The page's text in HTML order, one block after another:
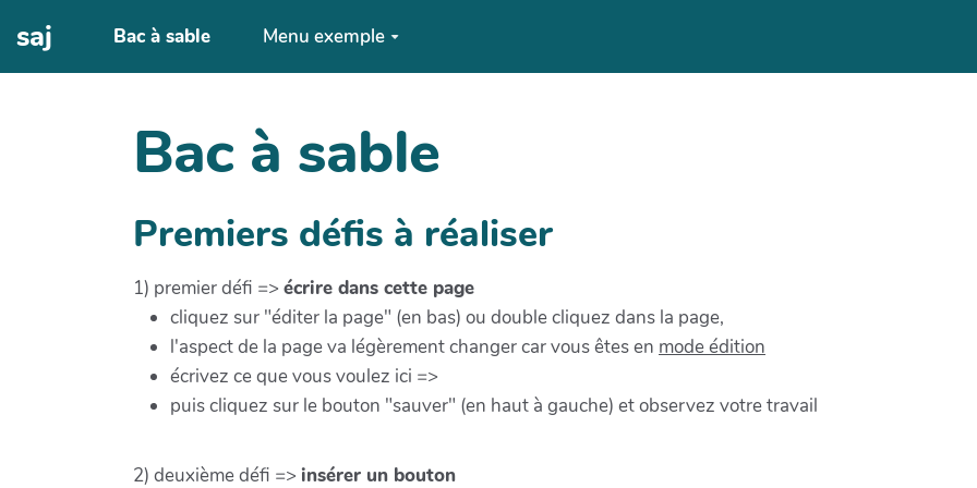
Aller au contenu principal
saj Bac à sable Menu exemple
Bac à sable
Premiers défis à réaliser
1) premier défi => écrire dans cette page
cliquez sur "éditer la page" (en bas) ou double cliquez dans la page,
l'aspect de la page va légèrement changer car vous êtes en mode édition
écrivez ce que vous voulez ici =>
puis cliquez sur le bouton "sauver" (en haut à gauche) et observez votre travail
2) deuxième défi => insérer un bouton